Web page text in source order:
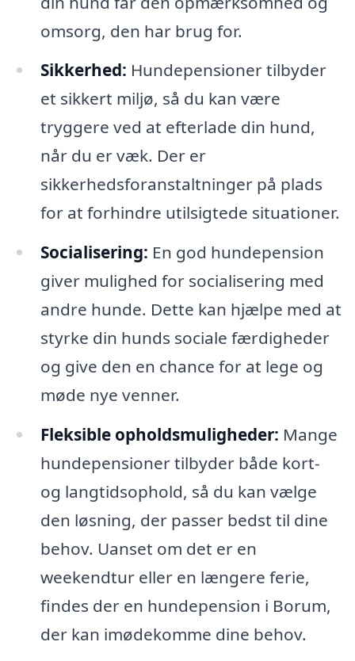
omsorg, den har brug for.
Sikkerhed: Hundepensioner tilbyder
et sikkert miljø, så du kan være
tryggere ved at efterlade din hund,
når du er væk. Der er
sikkerhedsforanstaltninger på plads
for at forhindre utilsigtede situationer.
Socialisering: En god hundepension
giver mulighed for socialisering med
andre hunde. Dette kan hjælpe med at
styrke din hunds sociale færdigheder
og give den en chance for at lege og
møde nye venner.
Fleksible opholdsmuligheder: Mange
hundepensioner tilbyder både kort-
og langtidsophold, så du kan vælge
den løsning, der passer bedst til dine
behov. Uanset om det er en
weekendtur eller en længere ferie,
findes der en hundepension i Borum,
der kan imødekomme dine behov.